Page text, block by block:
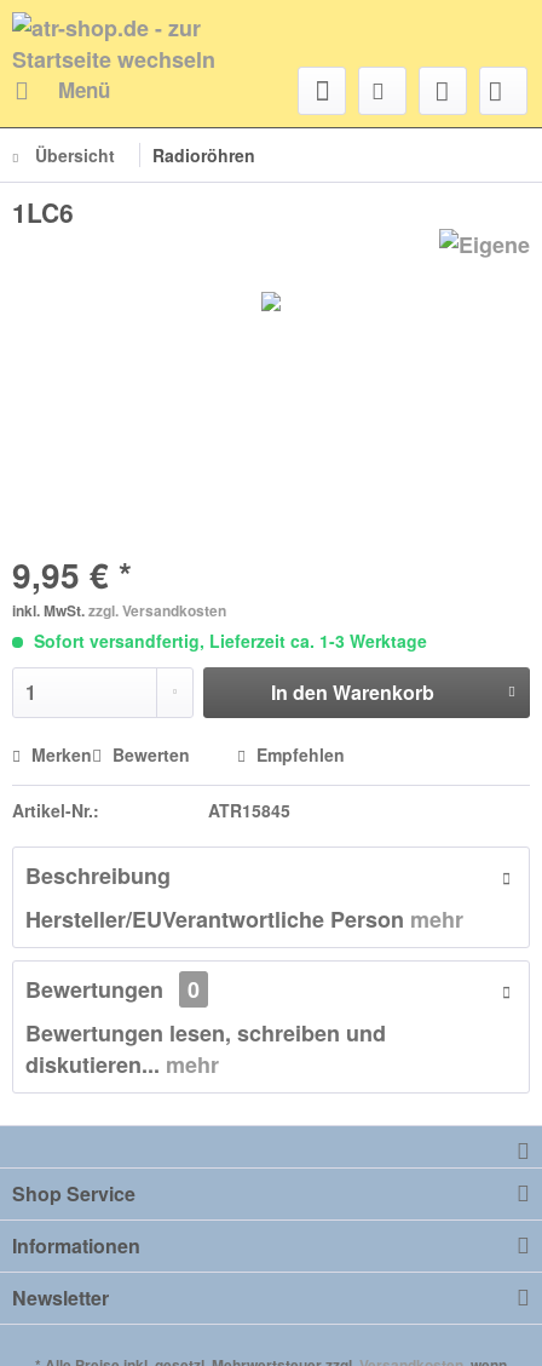
Menü
Übersicht Radioröhren
1LC6
9,95 € *
inkl. MwSt.zzgl. Versandkosten
Sofort versandfertig, Lieferzeit ca. 1-3 Werktage
In den Warenkorb
Merken Bewerten Empfehlen
Artikel-Nr.: ATR15845
Beschreibung
Hersteller/EUVerantwortliche Person mehr
Bewertungen
0
Bewertungen lesen, schreiben und
diskutieren... mehr
Shop Service
Informationen
Newsletter